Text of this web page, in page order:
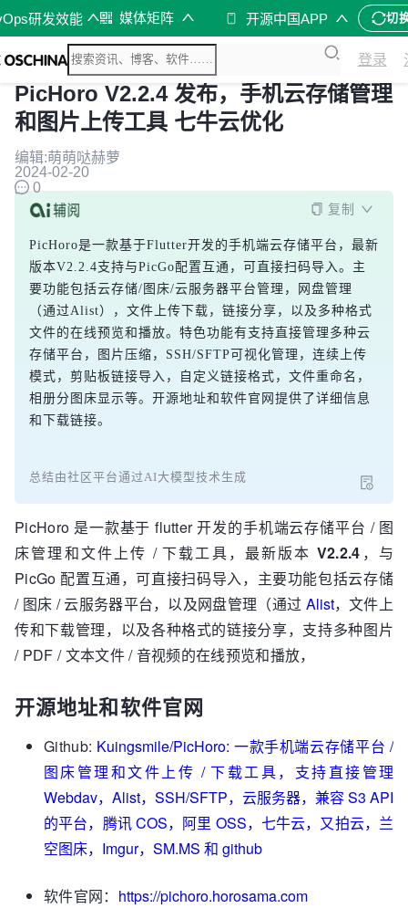
研发效能 媒体矩阵 开源中国APP 切
登录
PicHoro V2.2.4 发布，手机云存储管理
和图片上传工具 七牛云优化
编辑:萌萌哒赫萝
2024-02-20
0
复制
PicHoro是一款基于Flutter开发的手机端云存储平台，最新
版本V2.2.4支持与PicGo配置互通，可直接扫码导入。主
要功能包括云存储/图床/云服务器平台管理，网盘管理
（通过Alist），文件上传下载，链接分享，以及多种格式
文件的在线预览和播放。特色功能有支持直接管理多种云
存储平台，图片压缩，SSH/SFTP可视化管理，连续上传
模式，剪贴板链接导入，自定义链接格式，文件重命名，
相册分图床显示等。开源地址和软件官网提供了详细信息
和下载链接。
总结由社区平台通过AI大模型技术生成
PicHoro 是一款基于 flutter 开发的手机端云存储平台 / 图
床管理和文件上传 / 下载工具，最新版本 V2.2.4 ，与
PicGo 配置互通，可直接扫码导入，主要功能包括云存储
/ 图床 / 云服务器平台，以及网盘管理（通过 Alist，文件上
传和下载管理，以及各种格式的链接分享，支持多种图片
/ PDF / 文本文件 / 音视频的在线预览和播放，
开源地址和软件官网
Github: Kuingsmile/PicHoro: 一款手机端云存储平台 /
图床管理和文件上传 / 下载工具，支持直接管理
Webdav，Alist，SSH/SFTP，云服务器，兼容 S3 API
的平台，腾讯 COS，阿里 OSS，七牛云，又拍云，兰
空图床，Imgur，SM.MS 和 github
软件官网： https://pichoro.horosama.com